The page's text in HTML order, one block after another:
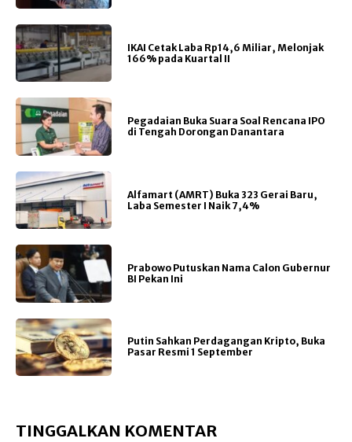
IKAI Cetak Laba Rp14,6 Miliar, Melonjak
166% pada Kuartal II
Pegadaian Buka Suara Soal Rencana IPO
di Tengah Dorongan Danantara
Alfamart (AMRT) Buka 323 Gerai Baru,
Laba Semester I Naik 7,4%
Prabowo Putuskan Nama Calon Gubernur
BI Pekan Ini
Putin Sahkan Perdagangan Kripto, Buka
Pasar Resmi 1 September
TINGGALKAN KOMENTAR